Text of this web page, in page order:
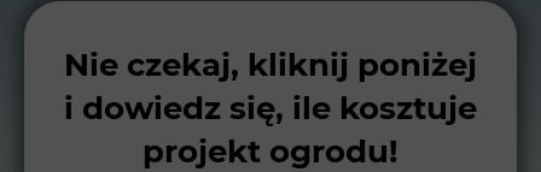
Nie czekaj, kliknij poniżej
i dowiedz się, ile kosztuje
projekt ogrodu!